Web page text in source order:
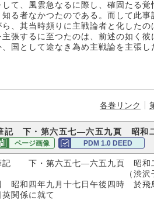
して、風雲急なるに際し、確固たる
知る者なかつたのである。而して此
、其当時頻りに主戦論者と化した
主張するに至つたのは、前述の如く
、国として途なき為め主戦論を主張
各巻リンク
記 下・第六五七―六五九頁 昭和
ページ画像 PDM 1.0 DEED
記 下・第六五七―六五九頁 昭和
沢子爵家所
和四年九月十七日午後四時 於飛
係に就て